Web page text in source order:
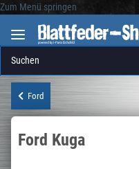
Zum Menü springen
Ford
Ford Kuga